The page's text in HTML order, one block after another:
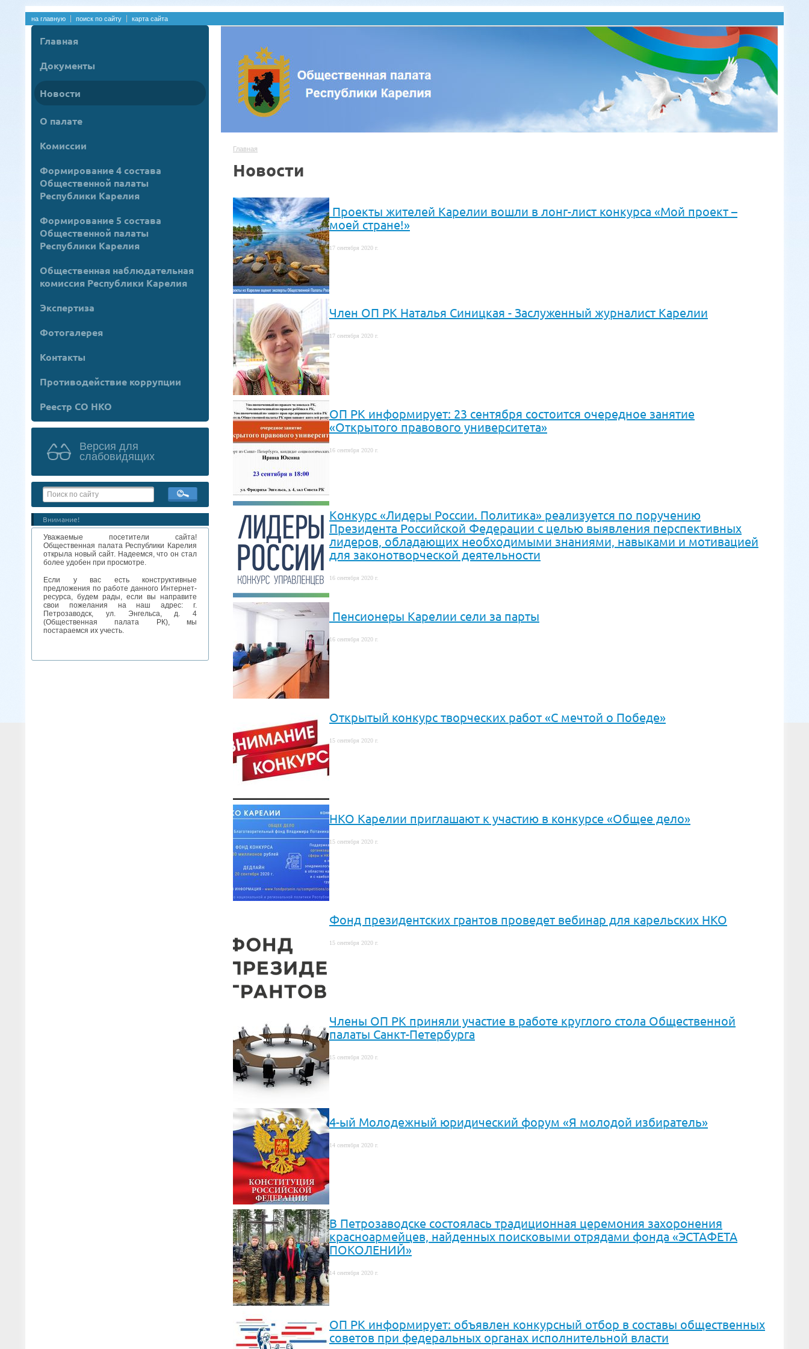
на главную поиск по сайту карта сайта
Главная
Документы
Новости
О палате
Комиссии
Формирование 4 состава
Общественной палаты
Республики Карелия
Формирование 5 состава
Общественной палаты
Республики Карелия
Общественная наблюдательная
комиссия Республики Карелия
Экспертиза
Фотогалерея
Контакты
Противодействие коррупции
Реестр СО НКО
Версия для
слабовидящих
Внимание!
Уважаемые посетители сайта!
Общественная палата Республики Карелия
открыла новый сайт. Надеемся, что он стал
более удобен при просмотре.
Если у вас есть конструктивные
предложения по работе данного Интернет-
ресурса, будем рады, если вы направите
свои пожелания на наш адрес: г.
Петрозаводск, ул. Энгельса, д. 4
(Общественная палата РК), мы
постараемся их учесть.
Главная
Новости
Проекты жителей Карелии вошли в лонг-лист конкурса «Мой проект –
моей стране!»
17 сентября 2020 г.
Член ОП РК Наталья Синицкая - Заслуженный журналист Карелии
17 сентября 2020 г.
ОП РК информирует: 23 сентября состоится очередное занятие
«Открытого правового университета»
16 сентября 2020 г.
Конкурс «Лидеры России. Политика» реализуется по поручению
Президента Российской Федерации с целью выявления перспективных
лидеров, обладающих необходимыми знаниями, навыками и мотивацией
для законотворческой деятельности
16 сентября 2020 г.
Пенсионеры Карелии сели за парты
16 сентября 2020 г.
Открытый конкурс творческих работ «С мечтой о Победе»
15 сентября 2020 г.
НКО Карелии приглашают к участию в конкурсе «Общее дело»
15 сентября 2020 г.
Фонд президентских грантов проведет вебинар для карельских НКО
15 сентября 2020 г.
Члены ОП РК приняли участие в работе круглого стола Общественной
палаты Санкт-Петербурга
15 сентября 2020 г.
4-ый Молодежный юридический форум «Я молодой избиратель»
14 сентября 2020 г.
В Петрозаводске состоялась традиционная церемония захоронения
красноармейцев, найденных поисковыми отрядами фонда «ЭСТАФЕТА
ПОКОЛЕНИЙ»
14 сентября 2020 г.
ОП РК информирует: объявлен конкурсный отбор в составы общественных
советов при федеральных органах исполнительной власти